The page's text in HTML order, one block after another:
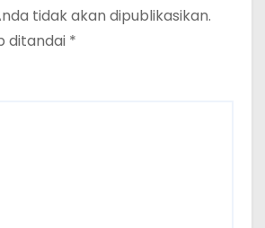
tidak akan dipublikasikan.
ditandai *